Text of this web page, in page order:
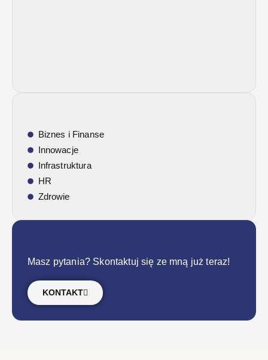
Biznes i Finanse
Innowacje
Infrastruktura
HR
Zdrowie
Masz pytania? Skontaktuj się ze mną już teraz!
KONTAKT